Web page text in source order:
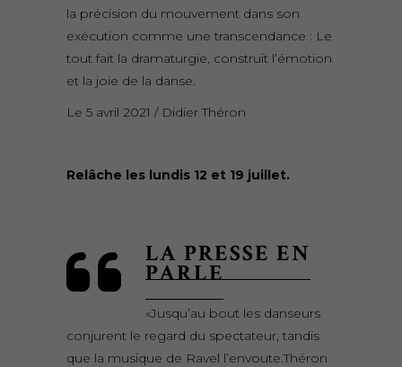
la précision du mouvement dans son
exécution comme une transcendance : Le
tout fait la dramaturgie, construit l’émotion
et la joie de la danse.
Le 5 avril 2021 / Didier Théron
Relâche les lundis 12 et 19 juillet.
LA PRESSE EN
PARLE
«Jusqu’au bout les danseurs
conjurent le regard du spectateur, tandis
que la musique de Ravel l’envoute.Théron